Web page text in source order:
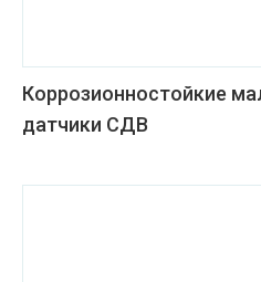
Коррозионностойкие
датчики СДВ